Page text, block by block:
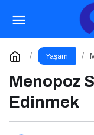
Yaşam
Menopoz
Edinmek
Haftalık
İzlemeli?
Yorum Yap